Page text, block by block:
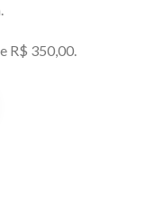
R$ 350,00.